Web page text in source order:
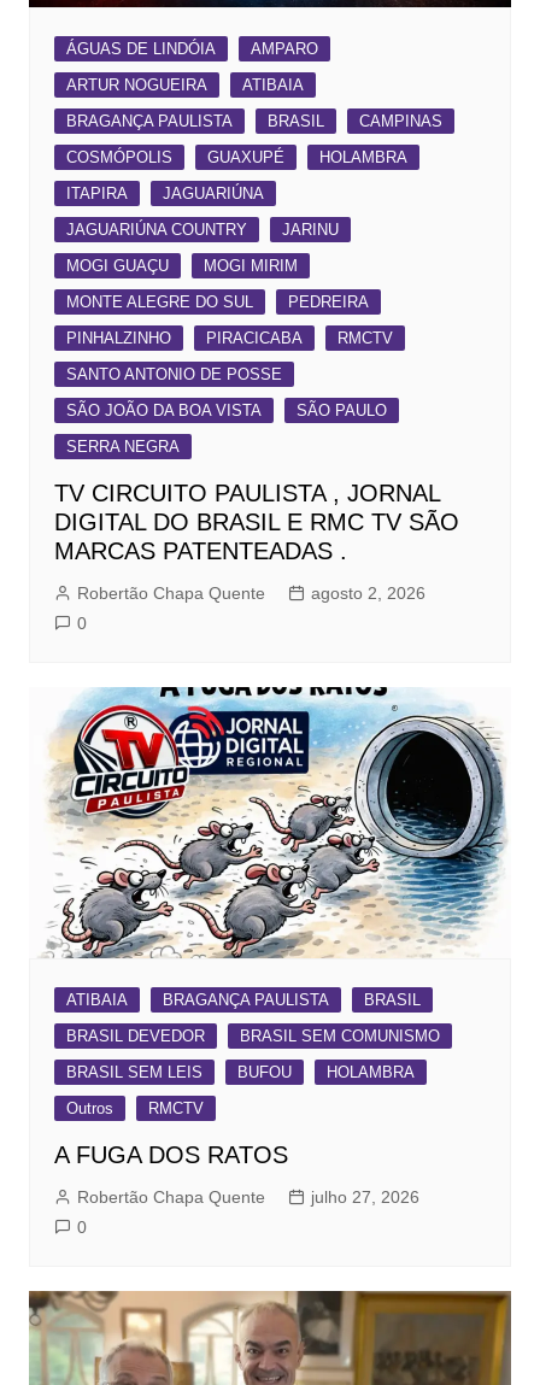
ÁGUAS DE LINDÓIA
AMPARO
ARTUR NOGUEIRA
ATIBAIA
BRAGANÇA PAULISTA
BRASIL
CAMPINAS
COSMÓPOLIS
GUAXUPÉ
HOLAMBRA
ITAPIRA
JAGUARIÚNA
JAGUARIÚNA COUNTRY
JARINU
MOGI GUAÇU
MOGI MIRIM
MONTE ALEGRE DO SUL
PEDREIRA
PINHALZINHO
PIRACICABA
RMCTV
SANTO ANTONIO DE POSSE
SÃO JOÃO DA BOA VISTA
SÃO PAULO
SERRA NEGRA
TV CIRCUITO PAULISTA , JORNAL
DIGITAL DO BRASIL E RMC TV SÃO
MARCAS PATENTEADAS .
Robertão Chapa Quente
agosto 2, 2026
0
ATIBAIA BRAGANÇA PAULISTA
BRASIL
BRASIL DEVEDOR
BRASIL SEM COMUNISMO
BRASIL SEM LEIS
BUFOU
HOLAMBRA
Outros
RMCTV
A FUGA DOS RATOS
Robertão Chapa Quente
julho 27, 2026
0